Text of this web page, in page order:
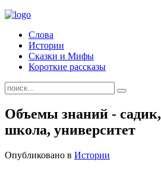
Слова
Истории
Сказки и Мифы
Короткие рассказы
Объемы знаний - садик,
школа, университет
Опубликовано в Истории